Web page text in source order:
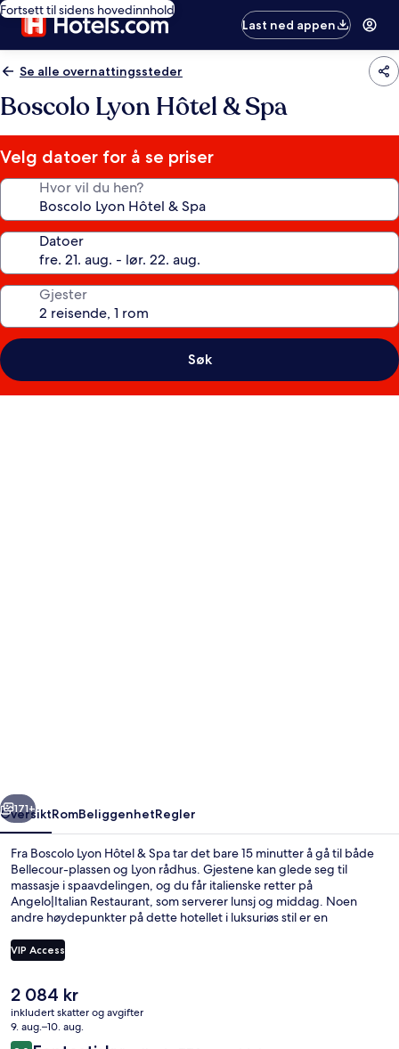
Fortsett til sidens hovedinnhold
Last ned appen
Se alle overnattingssteder
Boscolo Lyon Hôtel & Spa
Velg datoer for å se priser
Hvor vil du hen?
Datoer
Gjester
Søk
Neste
171+
OversiktRomBeliggenhetRegler
Fra Boscolo Lyon Hôtel & Spa tar det bare 15 minutter å gå til både
Bellecour-plassen og Lyon rådhus. Gjestene kan glede seg til
massasje i spaavdelingen, og du får italienske retter på
Angelo|Italian Restaurant, som serverer lunsj og middag. Noen
andre høydepunkter på dette hotellet i luksuriøs stil er en
vennlige betjeningen og den fotgjengervennlige beliggenheten får
mye skryt fra andre reisende. Du kan gå til kollektivtransport: Det tar
Bellecour stasjon.
VIP Access
Den
nåværende
prisen
er
2 084 kr
inkludert skatter og avgifter
9. aug.–10. aug.